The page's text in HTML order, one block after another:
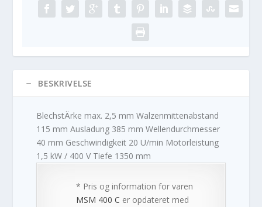
BESKRIVELSE
BlechstÄrke max. 2,5 mm Walzenmittenabstand
115 mm Ausladung 385 mm Wellendurchmesser
40 mm Geschwindigkeit 20 U/min Motorleistung
1,5 kW / 400 V Tiefe 1350 mm
* Pris og information for varen
MSM 400 C er opdateret med